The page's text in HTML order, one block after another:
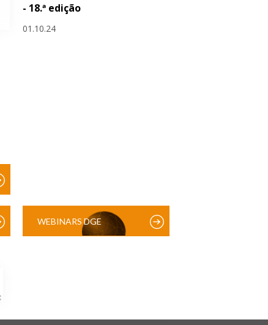
- 18.ª edição
01.10.24
WEBINARS DGE